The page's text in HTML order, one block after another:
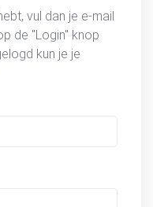
vul dan je e-mail
de "Login" knop
kun je je